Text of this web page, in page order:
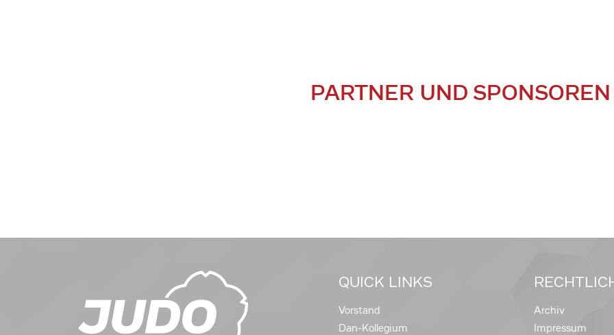
PARTNER UND SPONSOREN
QUICK LINKS
Vorstand
Dan-Kollegium
Archiv
Impressum